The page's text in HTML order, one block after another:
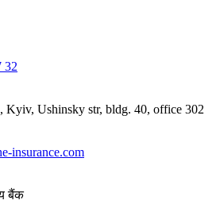
32
Kyiv, Ushinsky str, bldg. 40, office 302
insurance.com
बैंक